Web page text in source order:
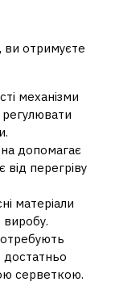
ви отримуєте
механізми
допомагає
від перегріву
матеріали
виробу.
достатньо
серветкою.